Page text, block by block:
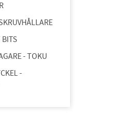
BITS
- TOKU
-